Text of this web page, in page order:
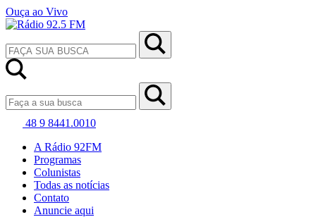
Ouça ao Vivo
48 9 8441.0010
A Rádio 92FM
Programas
Colunistas
Todas as notícias
Contato
Anuncie aqui